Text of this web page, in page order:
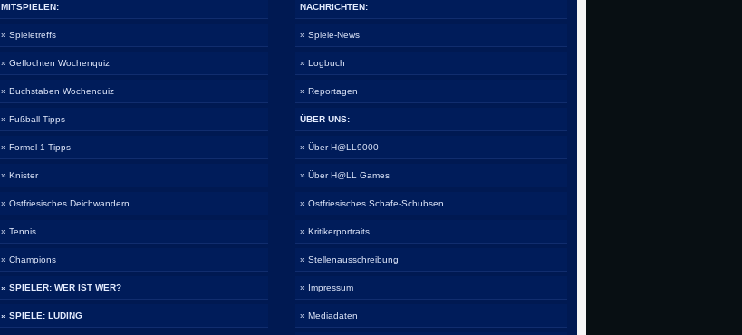
MITSPIELEN:
» Spieletreffs
» Geflochten Wochenquiz
» Buchstaben Wochenquiz
» Fußball-Tipps
» Formel 1-Tipps
» Knister
» Ostfriesisches Deichwandern
» Tennis
» Champions
» SPIELER: WER IST WER?
» SPIELE: LUDING
NACHRICHTEN:
» Spiele-News
» Logbuch
» Reportagen
ÜBER UNS:
» Über H@LL9000
» Über H@LL Games
» Ostfriesisches Schafe-Schubsen
» Kritikerportraits
» Stellenausschreibung
» Impressum
» Mediadaten